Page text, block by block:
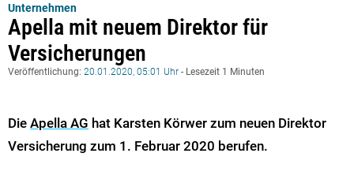
Unternehmen
Apella mit neuem Direktor für
Versicherungen
Veröffentlichung: 20.01.2020, 05:01 Uhr - Lesezeit 1 Minuten
Die Apella AG hat Karsten Körwer zum neuen Direktor
Versicherung zum 1. Februar 2020 berufen.